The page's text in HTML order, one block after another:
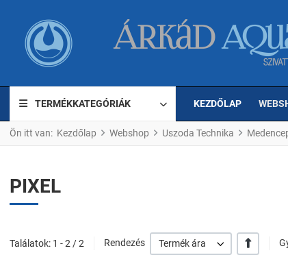
TERMÉKKATEGÓRIÁK KEZDŐLAP
Ön itt van: Kezdőlap Webshop Uszoda Technika
PIXEL
Találatok: 1 - 2 / 2 Rendezés Termék ára +/-